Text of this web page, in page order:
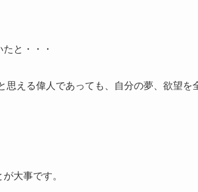
と・・・
える偉人であっても、自分の夢、欲望を
大事です。